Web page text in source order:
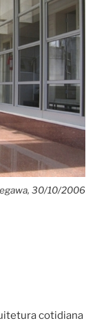
30/10/2006
cotidiana